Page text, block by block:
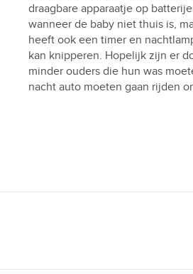
draagbare apparaatje op
wanneer de baby niet thuis is,
heeft ook een timer en
kan knipperen. Hopelijk zijn er
minder ouders die hun was
nacht auto moeten gaan rijden